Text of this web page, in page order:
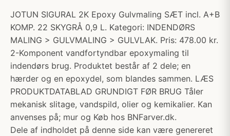
JOTUN SIGURAL 2K Epoxy Gulvmaling SÆT incl. A+B
KOMP. 22 SKYGRÅ 0,9 L. Kategori: INDENDØRS
MALING > GULVMALING > GULVLAK. Pris: 478.00 kr.
2-Komponent vandfortyndbar epoxymaling til
indendørs brug. Produktet består af 2 dele; en
hærder og en epoxydel, som blandes sammen. LÆS
PRODUKTDATABLAD GRUNDIGT FØR BRUG Tåler
mekanisk slitage, vandspild, olier og kemikalier. Kan
anvenses på; mur og Køb hos BNFarver.dk.
Dele af indholdet på denne side kan være genereret